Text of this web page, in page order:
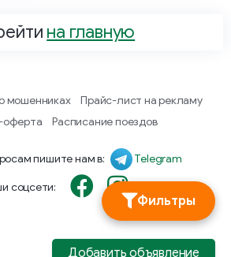
Фильтры
на главную
мошенниках
Прайс-лист на рекламу
оферта
Расписание поездов
пишите нам в: Telegram
соцсети:
Добавить объявление